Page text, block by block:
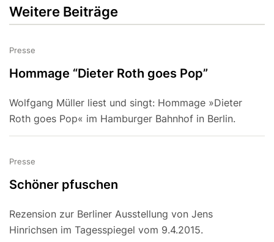
Weitere Beiträge
Presse
Hommage “Dieter Roth goes Pop”
Wolfgang Müller liest und singt: Hommage »Dieter
Roth goes Pop« im Hamburger Bahnhof in Berlin.
Presse
Schöner pfuschen
Rezension zur Berliner Ausstellung von Jens
Hinrichsen im Tagesspiegel vom 9.4.2015.